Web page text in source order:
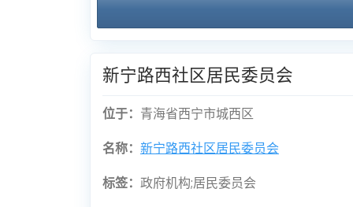
新宁路西社区居民委员会
位于： 青海省西宁市城西区
名称： 新宁路西社区居民委员会
标签： 政府机构;居民委员会